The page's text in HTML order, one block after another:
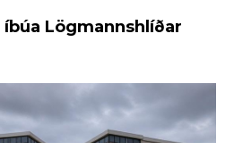
Lögmannshlíðar